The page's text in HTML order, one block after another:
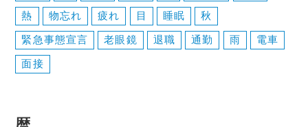
熱
物忘れ 疲れ 目 睡眠
秋
緊急事態宣言
老眼鏡 退職 通勤 雨
電車
面接